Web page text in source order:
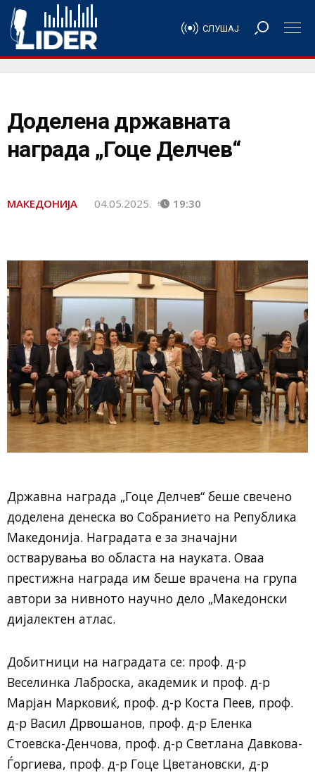
СЛУШАЈ
Доделена државната
награда „Гоце Делчев“
МАКЕДОНИЈА 04.05.2025. 19:30
Државна награда „Гоце Делчев“ беше свечено
доделена денеска во Собранието на Република
Македонија. Наградата е за значајни
остварувања во областа на науката. Оваа
престижна награда им беше врачена на група
автори за нивното научно дело „Македонски
дијалектен атлас.
Добитници на наградата се: проф. д-р
Веселинка Лаброска, академик и проф. д-р
Марјан Марковиќ, проф. д-р Коста Пеев, проф.
д-р Васил Дрвошанов, проф. д-р Еленка
Стоевска-Денчова, проф. д-р Светлана Давкова-
Ѓоргиева, проф. д-р Гоце Цветановски, д-р